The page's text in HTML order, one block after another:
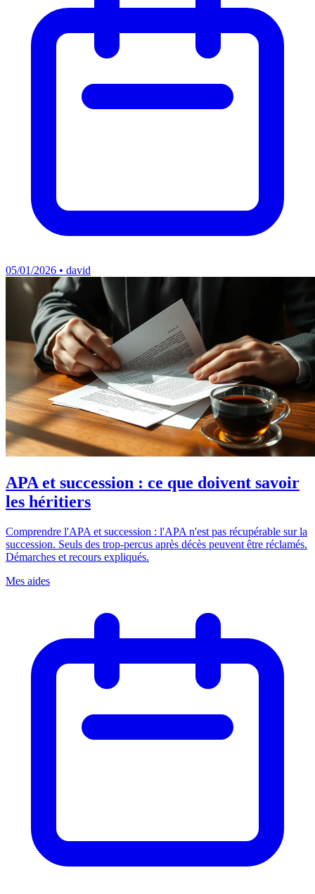
05/01/2026 • david
APA et succession : ce que doivent savoir
les héritiers
Comprendre l'APA et succession : l'APA n'est pas récupérable sur la
succession. Seuls des trop-percus après décès peuvent être réclamés.
Démarches et recours expliqués.
Mes aides